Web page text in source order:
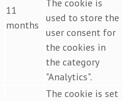
11
months
The cookie is
used to store the
user consent for
the cookies in
the category
"Analytics".
The cookie is set